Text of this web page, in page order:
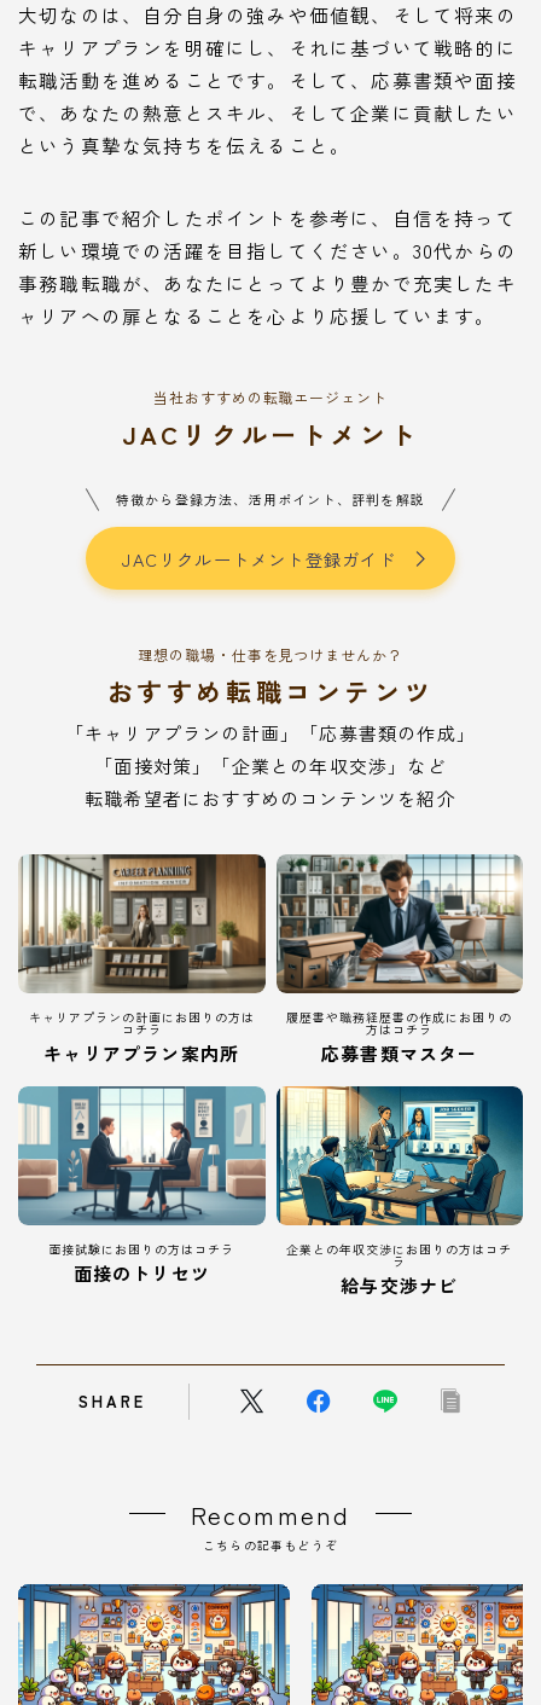
Follow Me
大切なのは、自分自身の強みや価値観、そして将来の
キャリアプランを明確にし、それに基づいて戦略的に
転職活動を進めることです。そして、応募書類や面接
で、あなたの熱意とスキル、そして企業に貢献したい
という真摯な気持ちを伝えること。
この記事で紹介したポイントを参考に、自信を持って
新しい環境での活躍を目指してください。30代からの
事務職転職が、あなたにとってより豊かで充実したキ
ャリアへの扉となることを心より応援しています。
当社おすすめの転職エージェント
JACリクルートメント
特徴から登録方法、活用ポイント、評判を解説
JACリクルートメント登録ガイド
理想の職場・仕事を見つけませんか？
おすすめ転職コンテンツ
「キャリアプランの計画」「応募書類の作成」
「面接対策」「企業との年収交渉」など
転職希望者におすすめのコンテンツを紹介
キャリアプランの計画にお困りの方は
コチラ
キャリアプラン案内所
履歴書や職務経歴書の作成にお困りの
方はコチラ
応募書類マスター
面接試験にお困りの方はコチラ
面接のトリセツ
企業との年収交渉にお困りの方はコチ
ラ
給与交渉ナビ
SHARE
Recommend
こちらの記事もどうぞ
本サイトがおすすめする転職エージェント
JACリクルートメント